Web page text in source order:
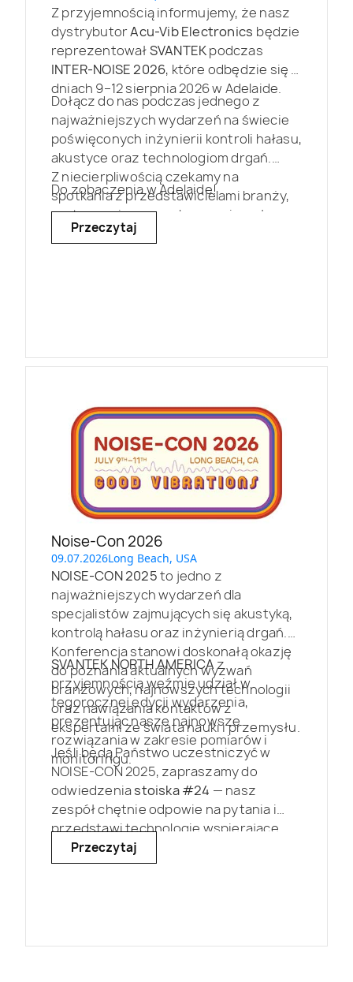
Z przyjemnością informujemy, że nasz
dystrybutorAcu-Vib Electronics będzie
reprezentowałSVANTEKpodczas
INTER-NOISE 2026, które odbędzie się w
dniach 9–12 sierpnia 2026 w Adelaide.
Dołącz do nas podczas jednego z
najważniejszych wydarzeń na świecie
poświęconych inżynierii kontroli hałasu,
akustyce oraz technologiom drgań.
Z niecierpliwością czekamy na
spotkania z przedstawicielami branży,
partnerami oraz naukowcami z całego
świata.
Do zobaczenia w Adelaide!
Przeczytaj
Noise-Con 2026
09.07.2026Long Beach, USA
NOISE-CON 2025to jedno z
najważniejszych wydarzeń dla
specjalistów zajmujących się akustyką,
kontrolą hałasu oraz inżynierią drgań.
Konferencja stanowi doskonałą okazję
do poznania aktualnych wyzwań
branżowych, najnowszych technologii
oraz nawiązania kontaktów z
ekspertami ze świata nauki i przemysłu.
SVANTEK NORTH AMERICAz
przyjemnością weźmie udział w
tegorocznej edycji wydarzenia,
prezentując nasze najnowsze
rozwiązania w zakresie pomiarów i
monitoringu.
Jeśli będą Państwo uczestniczyć w
NOISE-CON 2025, zapraszamy do
odwiedzeniastoiska #24 — nasz
zespół chętnie odpowie na pytania i
przedstawi technologie wspierające
realizację projektów związanych z
pomiarami hałasu i drgań.
Przeczytaj